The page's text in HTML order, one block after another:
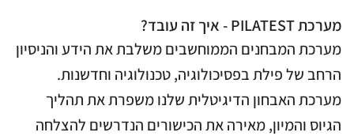
מערכת PILATEST - איך זה עובד?
מערכת המבחנים הממוחשבים משלבת את הידע והניסיון
הרחב של פילת בפסיכולוגיה, טכנולוגיה וחדשנות.
מערכת האבחון הדיגיטלית שלנו משפרת את תהליך
הגיוס והמיון, מאירה את הכישורים הנדרשים להצלחה